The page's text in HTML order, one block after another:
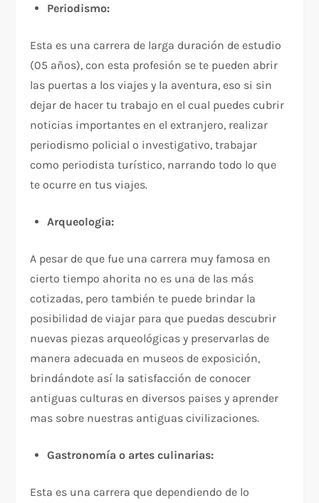
Periodismo:
Esta es una carrera de larga duración de estudio
(05 años), con esta profesión se te pueden abrir
las puertas a los viajes y la aventura, eso si sin
dejar de hacer tu trabajo en el cual puedes cubrir
noticias importantes en el extranjero, realizar
periodismo policial o investigativo, trabajar
como periodista turístico, narrando todo lo que
te ocurre en tus viajes.
Arqueologia:
A pesar de que fue una carrera muy famosa en
cierto tiempo ahorita no es una de las más
cotizadas, pero también te puede brindar la
posibilidad de viajar para que puedas descubrir
nuevas piezas arqueológicas y preservarlas de
manera adecuada en museos de exposición,
brindándote así la satisfacción de conocer
antiguas culturas en diversos paises y aprender
mas sobre nuestras antiguas civilizaciones.
Gastronomía o artes culinarias:
Esta es una carrera que dependiendo de lo